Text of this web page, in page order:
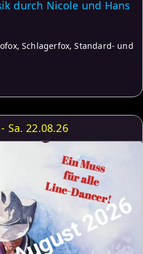
durch Nicole und Hans
Schlagerfox, Standard- und
Sa. 22.08.26